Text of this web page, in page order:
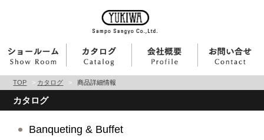
TOP > カタログ > 商品詳細情報
カタログ
Banqueting & Buffet